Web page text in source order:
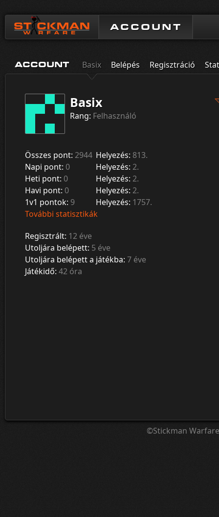
ACCOUNT
ACCOUNT Basix Belépés Regisztráció
Basix
Rang: Felhasználó
Összes pont: 2944 Helyezés: 813.
Napi pont: 0 Helyezés: 2.
Heti pont: 0 Helyezés: 2.
Havi pont: 0 Helyezés: 2.
1v1 pontok: 9 Helyezés: 1757.
További statisztikák
Regisztrált: 12 éve
Utoljára belépett: 5 éve
Utoljára belépett a játékba: 7 éve
Játékidő: 42 óra
©Stickman Warfare